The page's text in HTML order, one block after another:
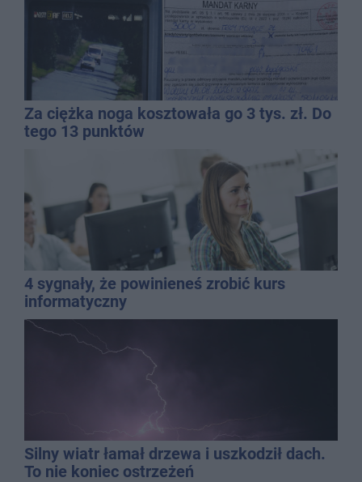
Za ciężka noga kosztowała go 3 tys. zł. Do
tego 13 punktów
4 sygnały, że powinieneś zrobić kurs
informatyczny
Silny wiatr łamał drzewa i uszkodził dach.
To nie koniec ostrzeżeń